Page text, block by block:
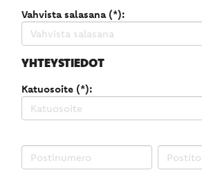
Vahvista salasana (*):
YHTEYSTIEDOT
Katuosoite (*):